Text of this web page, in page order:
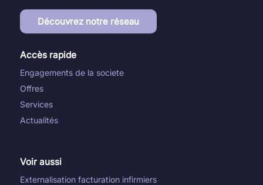
Découvrez notre réseau
Accès rapide
Engagements de la societe
Offres
Services
Actualités
Voir aussi
Externalisation facturation infirmiers